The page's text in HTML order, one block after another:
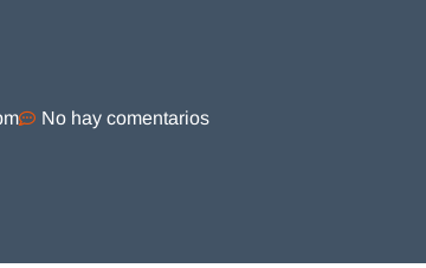
No hay comentarios